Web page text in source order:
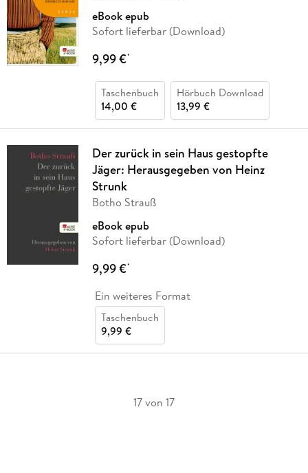
eBook epub
Sofort lieferbar (Download)
9,99 €*
Taschenbuch
14,00 €
Hörbuch Download
13,99 €
Der zurück in sein Haus gestopfte
Jäger: Herausgegeben von Heinz
Strunk
Botho Strauß
eBook epub
Sofort lieferbar (Download)
9,99 €*
Ein weiteres Format
Taschenbuch
9,99 €
17 von 17